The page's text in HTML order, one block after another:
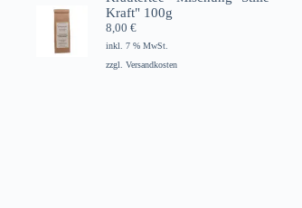
Kraft" 100g
8,00€
inkl. 7 % MwSt.
zzgl.Versandkosten